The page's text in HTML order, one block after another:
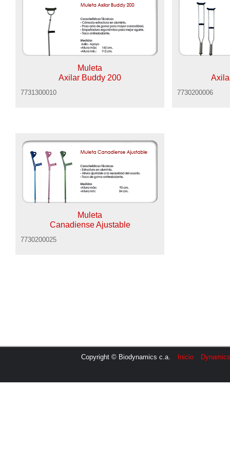
Muleta
Axilar Buddy 200
7731300010 7730200006
Muleta
Canadiense Ajustable
7730200025
Copyright © Biodynamics c.a. Inicio Dynamics